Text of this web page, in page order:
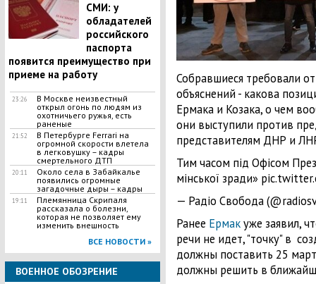
СМИ: у
обладателей
российского
паспорта
появится преимущество при
приеме на работу
23:26
В Москве неизвестный
открыл огонь по людям из
охотничьего ружья, есть
раненые
21:52
В Петербурге Ferrari на
огромной скорости влетела
в легковушку – кадры
смертельного ДТП
20:11
Около села в Забайкалье
появились огромные
загадочные дыры – кадры
19:11
Племянница Скрипаля
рассказала о болезни,
которая не позволяет ему
изменить внешность
ВСЕ НОВОСТИ »
ВОЕННОЕ ОБОЗРЕНИЕ
Собравшиеся требовали
объяснений - какова
Ермака и Козака, о чем
они выступили против
представителям ДНР и
Тим часом під Офісом
мінської зради»
— Радіо Свобода
Ранее Ермакуже заявил,
речи не идет, "точку" в
должны поставить 25
должны решить в